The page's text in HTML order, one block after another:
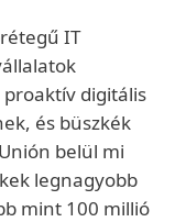
IT
digitális
és büszkék
belül mi
legnagyobb
mint 100 millió